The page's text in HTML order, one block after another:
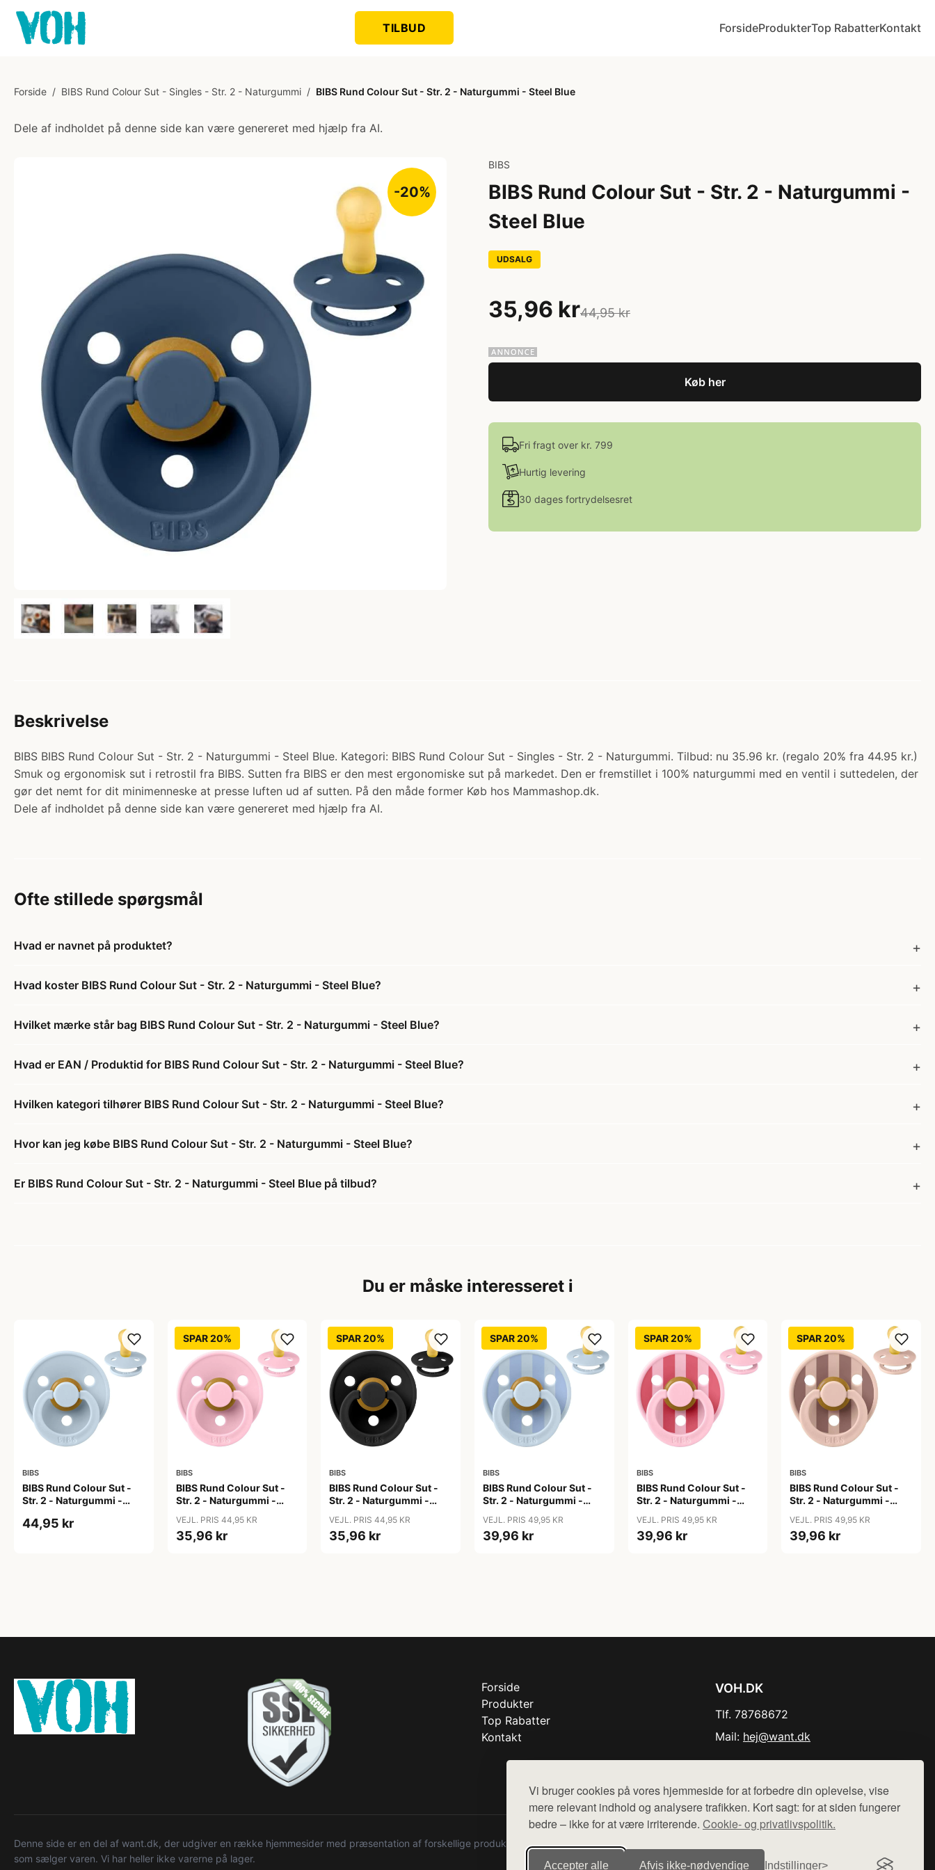
Vi bruger cookies på vores hjemmeside for at forbedre din oplevelse, vise
mere relevant indhold og analysere trafikken. Kort sagt: for at siden fungerer
bedre – ikke for at være irriterende. Cookie- og privatlivspolitik.
Accepter alle Afvis ikke‑nødvendige Indstillinger
TILBUD ForsideProdukterTop RabatterKontakt
Forside / BIBS Rund Colour Sut - Singles - Str. 2 - Naturgummi / BIBS Rund Colour Sut - Str. 2 - Naturgummi - Steel Blue
Dele af indholdet på denne side kan være genereret med hjælp fra AI.
-20%
BIBS
BIBS Rund Colour Sut - Str. 2 - Naturgummi -
Steel Blue
UDSALG
35,96 kr44,95 kr
Køb her
Fri fragt over kr. 799
Hurtig levering
30 dages fortrydelsesret
Beskrivelse
BIBS BIBS Rund Colour Sut - Str. 2 - Naturgummi - Steel Blue. Kategori: BIBS Rund Colour Sut - Singles - Str. 2 - Naturgummi. Tilbud: nu 35.96 kr. (regalo 20% fra 44.95 kr.)
Smuk og ergonomisk sut i retrostil fra BIBS. Sutten fra BIBS er den mest ergonomiske sut på markedet. Den er fremstillet i 100% naturgummi med en ventil i suttedelen, der
gør det nemt for dit minimenneske at presse luften ud af sutten. På den måde former Køb hos Mammashop.dk.
Dele af indholdet på denne side kan være genereret med hjælp fra AI.
Ofte stillede spørgsmål
Hvad er navnet på produktet?
Hvad koster BIBS Rund Colour Sut - Str. 2 - Naturgummi - Steel Blue?
Hvilket mærke står bag BIBS Rund Colour Sut - Str. 2 - Naturgummi - Steel Blue?
Hvad er EAN / Produktid for BIBS Rund Colour Sut - Str. 2 - Naturgummi - Steel Blue?
Hvilken kategori tilhører BIBS Rund Colour Sut - Str. 2 - Naturgummi - Steel Blue?
Hvor kan jeg købe BIBS Rund Colour Sut - Str. 2 - Naturgummi - Steel Blue?
Er BIBS Rund Colour Sut - Str. 2 - Naturgummi - Steel Blue på tilbud?
Du er måske interesseret i
BIBS
BIBS Rund Colour Sut -
Str. 2 - Naturgummi -
44,95 kr
SPAR 20%
BIBS
BIBS Rund Colour Sut -
Str. 2 - Naturgummi -
VEJL. PRIS 44,95 KR
35,96 kr
SPAR 20%
BIBS
BIBS Rund Colour Sut -
Str. 2 - Naturgummi -
VEJL. PRIS 44,95 KR
35,96 kr
SPAR 20%
BIBS
BIBS Rund Colour Sut -
Str. 2 - Naturgummi -
Blue/Dusty Blue
VEJL. PRIS 49,95 KR
39,96 kr
SPAR 20%
BIBS
BIBS Rund Colour Sut -
Str. 2 - Naturgummi -
Pink/Coral
VEJL. PRIS 49,95 KR
39,96 kr
SPAR 20%
BIBS
BIBS Rund Colour Sut -
Str. 2 - Naturgummi -
Blush/Woodchuck
VEJL. PRIS 49,95 KR
39,96 kr
Forside
Produkter
Top Rabatter
Kontakt
VOH.DK
Tlf. 78768672
Mail: hej@want.dk
Denne side er en del af want.dk, der udgiver en række hjemmesider med præsentation af forskellige produkter fra diverse webshops. Der sælges ikke varer fra denne side - vi henviser til de shops,
som sælger varen. Vi har heller ikke varerne på lager.